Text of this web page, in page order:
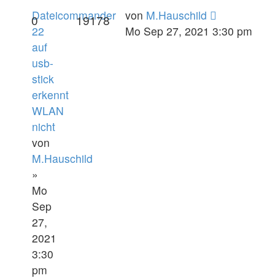
Dateicommander
22
auf
usb-
stick
erkennt
WLAN
nicht
von
M.Hauschild
»
Mo
Sep
27,
2021
3:30
pm
0 19178 von M.Hauschild
Mo Sep 27, 2021 3:30 pm